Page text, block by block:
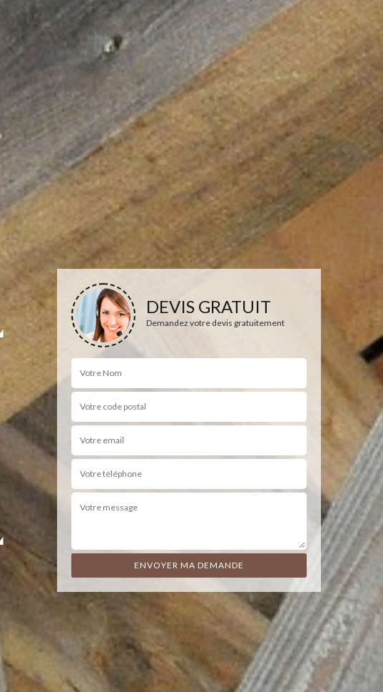
DEVIS GRATUIT
Demandez votre devis gratuitement